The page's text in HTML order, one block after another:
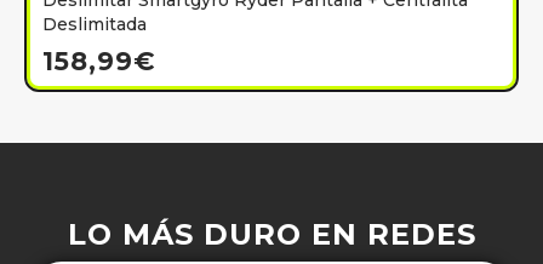
Deslimitada
158,99€
LO MÁS DURO EN REDES